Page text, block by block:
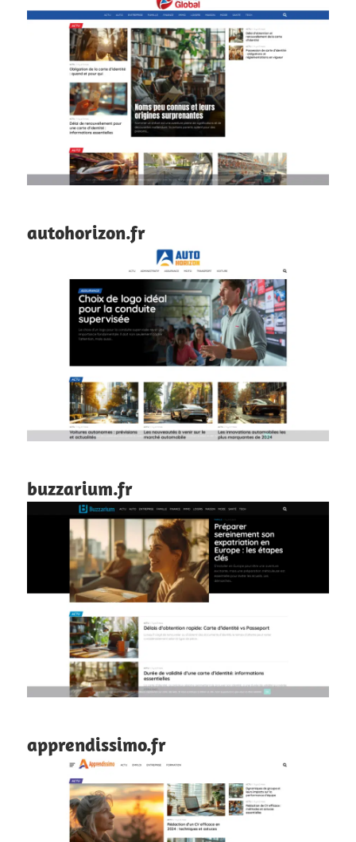
autohorizon.fr
buzzarium.fr
apprendissimo.fr